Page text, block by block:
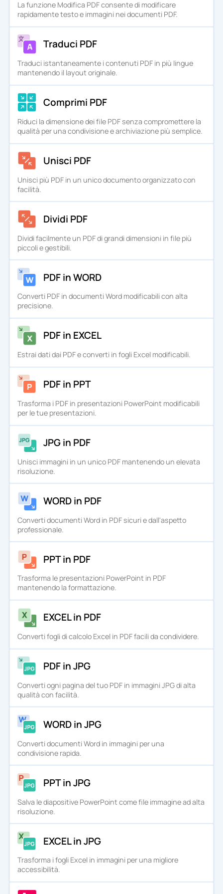
La funzione Modifica PDF consente di modificare
rapidamente testo e immagini nei documenti PDF.
Traduci PDF
Traduci istantaneamente i contenuti PDF in più lingue
mantenendo il layout originale.
Comprimi PDF
Riduci la dimensione dei file PDF senza compromettere la
qualità per una condivisione e archiviazione più semplice.
Unisci PDF
Unisci più PDF in un unico documento organizzato con
facilità.
Dividi PDF
Dividi facilmente un PDF di grandi dimensioni in file più
piccoli e gestibili.
PDF in WORD
Converti PDF in documenti Word modificabili con alta
precisione.
PDF in EXCEL
Estrai dati dai PDF e converti in fogli Excel modificabili.
PDF in PPT
Trasforma i PDF in presentazioni PowerPoint modificabili
per le tue presentazioni.
JPG in PDF
Unisci immagini in un unico PDF mantenendo un elevata
risoluzione.
WORD in PDF
Converti documenti Word in PDF sicuri e dall'aspetto
professionale.
PPT in PDF
Trasforma le presentazioni PowerPoint in PDF
mantenendo la formattazione.
EXCEL in PDF
Converti fogli di calcolo Excel in PDF facili da condividere.
PDF in JPG
Converti ogni pagina del tuo PDF in immagini JPG di alta
qualità con facilità.
WORD in JPG
Converti documenti Word in immagini per una
condivisione rapida.
PPT in JPG
Salva le diapositive PowerPoint come file immagine ad alta
risoluzione.
EXCEL in JPG
Trasforma i fogli Excel in immagini per una migliore
accessibilità.